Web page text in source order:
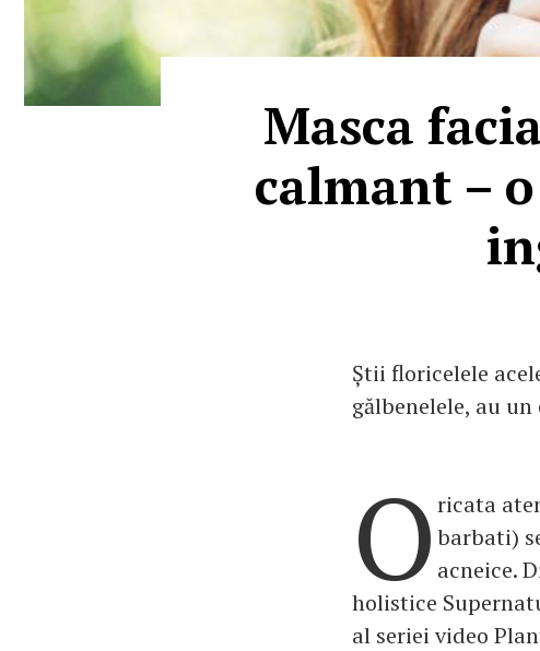
Masca
calmant –
Știi floricelele
gălbenelele, au
O ricata
barbati)
acneice.
holistice
al seriei video